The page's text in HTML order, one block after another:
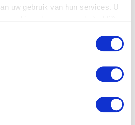
uw gebruik van hun services. U